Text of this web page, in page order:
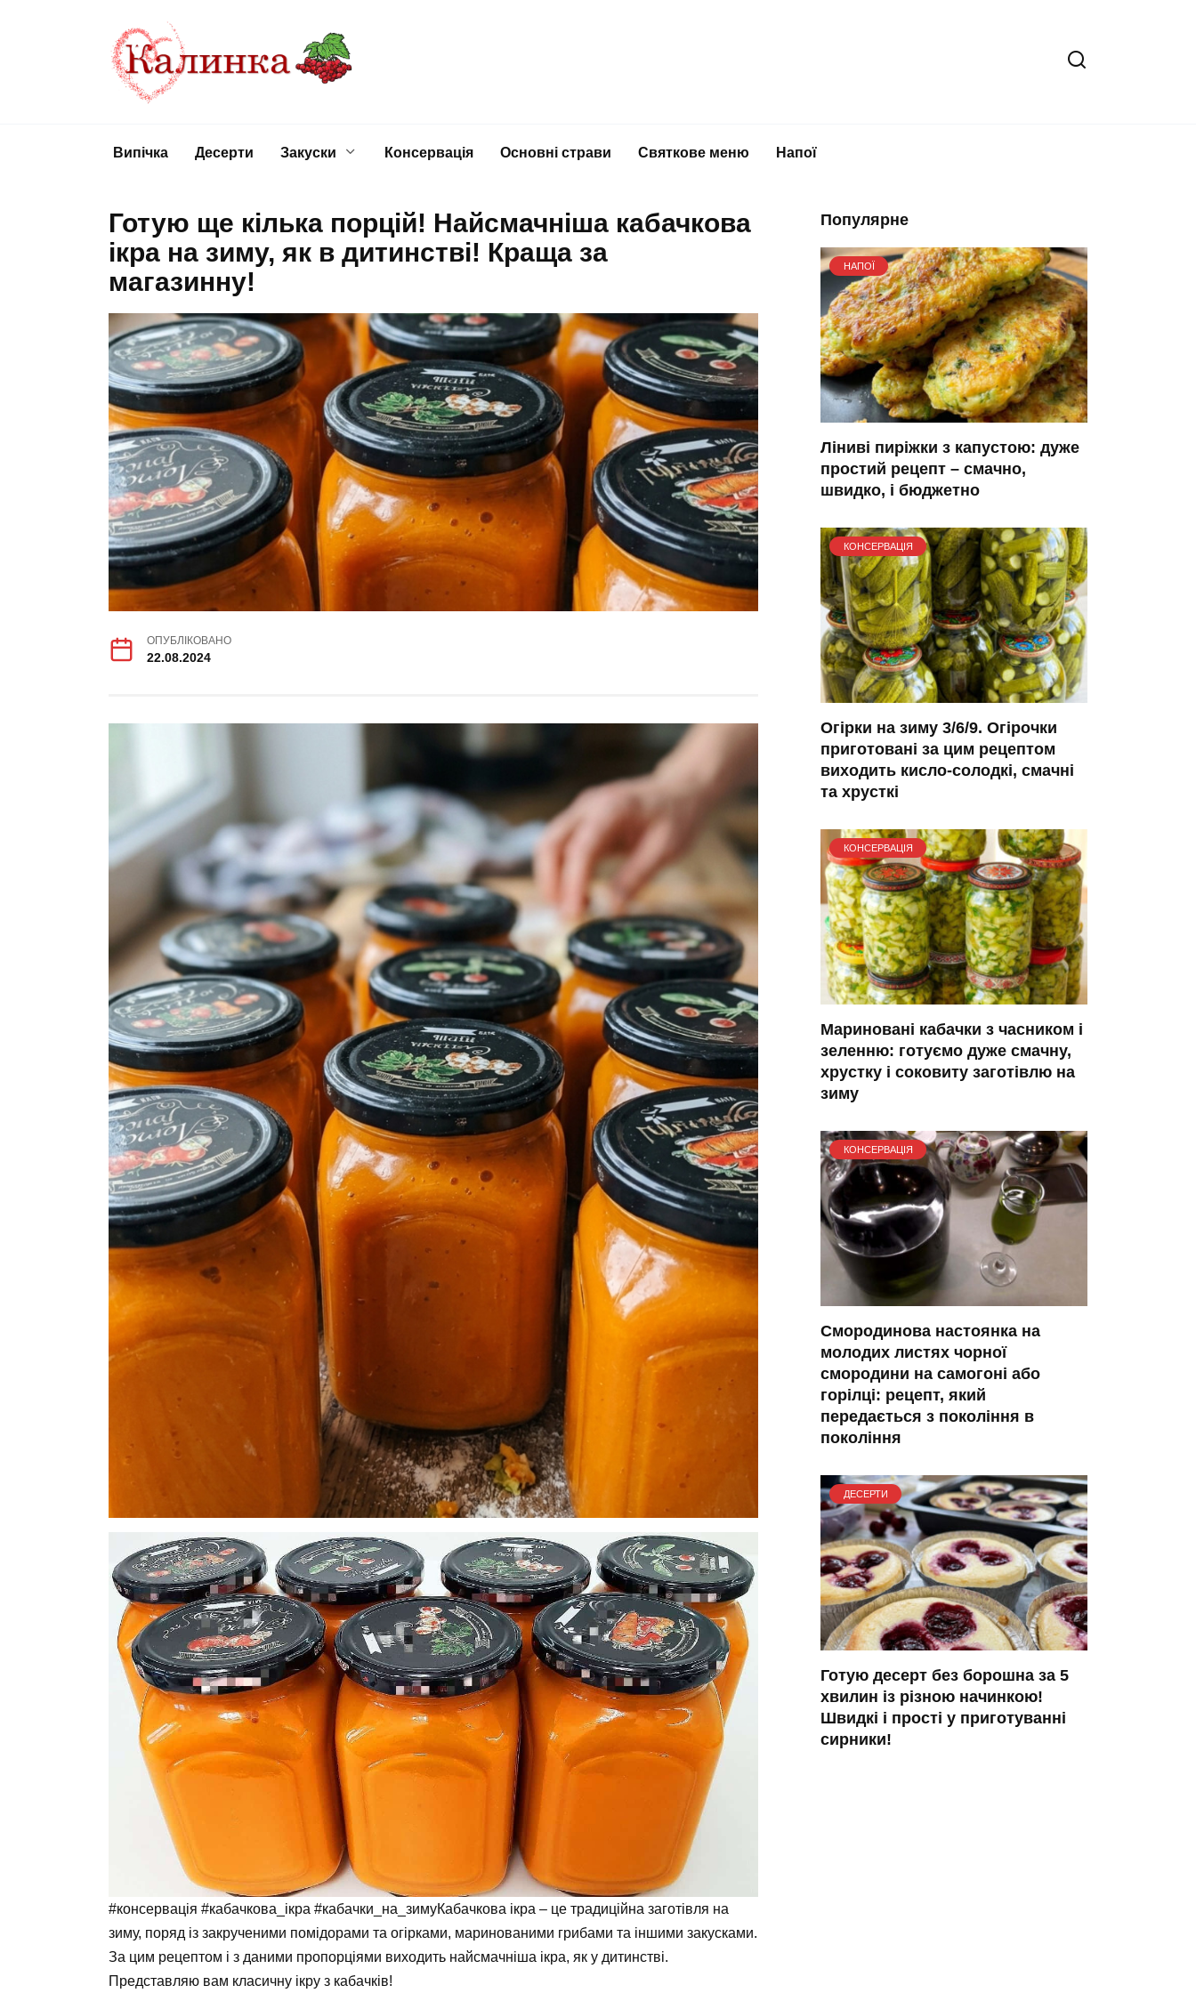
Випічка Десерти Закуски Консервація Основні страви Святкове меню Напої
Готую ще кілька порцій! Найсмачніша кабачкова
ікра на зиму, як в дитинстві! Краща за
магазинну!
ОПУБЛІКОВАНО
22.08.2024
#консервація #кабачкова_ікра #кабачки_на_зимуКабачкова ікра – це традиційна заготівля на
зиму, поряд із закрученими помідорами та огірками, маринованими грибами та іншими закусками.
За цим рецептом і з даними пропорціями виходить найсмачніша ікра, як у дитинстві.
Представляю вам класичну ікру з кабачків!
Популярне
НАПОЇ
Ліниві пиріжки з капустою: дуже
простий рецепт – смачно,
швидко, і бюджетно
КОНСЕРВАЦІЯ
Огірки на зиму 3/6/9. Огірочки
приготовані за цим рецептом
виходить кисло-солодкі, смачні
та хрусткі
КОНСЕРВАЦІЯ
Мариновані кабачки з часником і
зеленню: готуємо дуже смачну,
хрустку і соковиту заготівлю на
зиму
КОНСЕРВАЦІЯ
Смородинова настоянка на
молодих листях чорної
смородини на самогоні або
горілці: рецепт, який
передається з покоління в
покоління
ДЕСЕРТИ
Готую десерт без борошна за 5
хвилин із різною начинкою!
Швидкі і прості у приготуванні
сирники!